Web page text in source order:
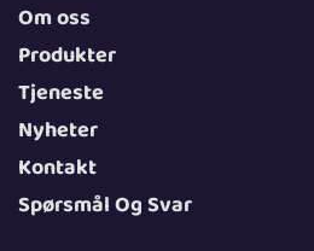
Om oss
Produkter
Tjeneste
Nyheter
Kontakt
Spørsmål Og Svar